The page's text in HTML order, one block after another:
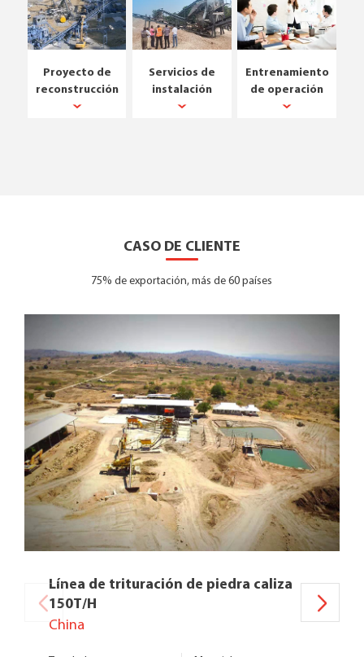
Proyecto de
reconstrucción
Servicios de
instalación
Entrenamiento
de operación
CASO DE CLIENTE
75% de exportación, más de 60 países
Línea de trituración de piedra caliza
150T/H
China